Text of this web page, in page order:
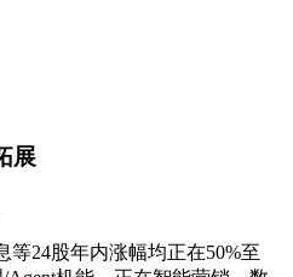
展
24股年内涨幅均正在50%至